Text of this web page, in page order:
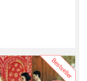
Bestseller